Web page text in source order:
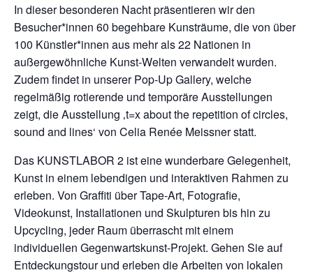
In dieser besonderen Nacht präsentieren wir den
Besucher*innen 60 begehbare Kunsträume, die von über
100 Künstler*innen aus mehr als 22 Nationen in
außergewöhnliche Kunst-Welten verwandelt wurden.
Zudem findet in unserer Pop-Up Gallery, welche
regelmäßig rotierende und temporäre Ausstellungen
zeigt, die Ausstellung ‚t=x about the repetition of circles,
sound and lines‘ von Celia Renée Meissner statt.
Das KUNSTLABOR 2 ist eine wunderbare Gelegenheit,
Kunst in einem lebendigen und interaktiven Rahmen zu
erleben. Von Graffiti über Tape-Art, Fotografie,
Videokunst, Installationen und Skulpturen bis hin zu
Upcycling, jeder Raum überrascht mit einem
individuellen Gegenwartskunst-Projekt. Gehen Sie auf
Entdeckungstour und erleben die Arbeiten von lokalen